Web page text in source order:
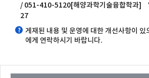
/ 051-410-5120[해양과학기술융합학과]
27
게재된 내용 및 운영에 대한 개선사항이 있
에게 연락하시기 바랍니다.